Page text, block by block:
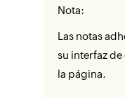
Nota:
Las notas
su interfaz
la página.